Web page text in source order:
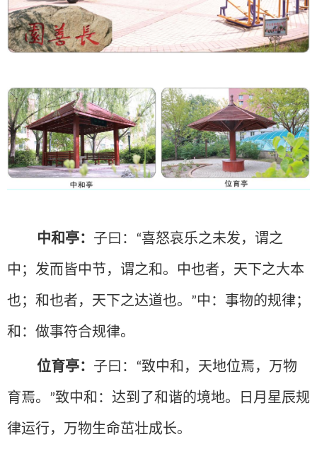
中和亭： 子曰： “喜怒哀乐之未发，谓之
中；发而皆中节，谓之和。中也者，天下之大本
也；和也者，天下之达道也。 ”中：事物的规律；
和：做事符合规律。
位育亭： 子曰： “致中和，天地位焉，万物
育焉。 ”致中和：达到了和谐的境地。日月星辰规
律运行，万物生命茁壮成长。